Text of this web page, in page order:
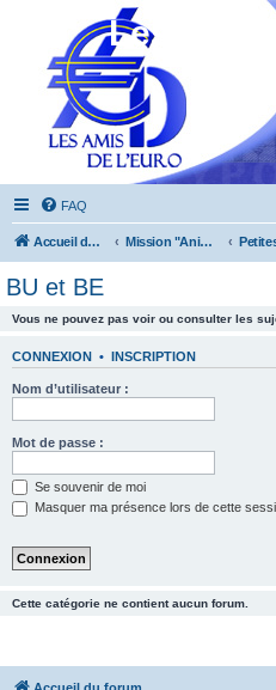
Les
FAQ
Accueil du forum Mission "Animation"
BU et BE
Vous ne pouvez pas voir ou consulter les
CONNEXION • INSCRIPTION
Nom d’utilisateur :
Mot de passe :
Se souvenir de moi
Masquer ma présence lors de cette
Cette catégorie ne contient aucun forum.